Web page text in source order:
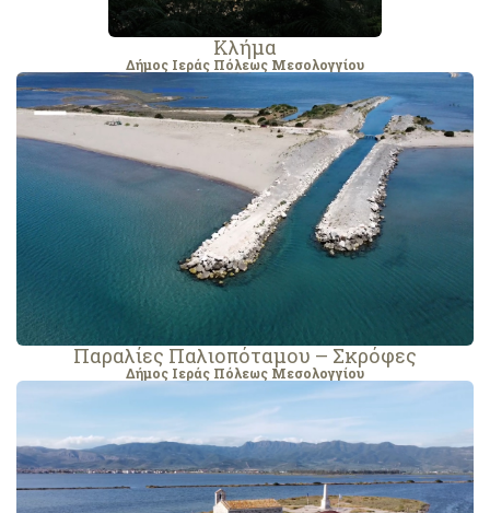
Κλήμα
Δήμος Ιεράς Πόλεως Μεσολογγίου
Παραλίες Παλιοπόταμου – Σκρόφες
Δήμος Ιεράς Πόλεως Μεσολογγίου